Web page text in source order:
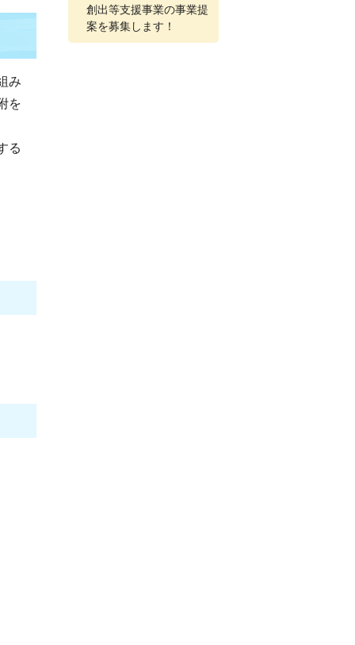
み
を
る
創出等支援事業の事業提
案を募集します！